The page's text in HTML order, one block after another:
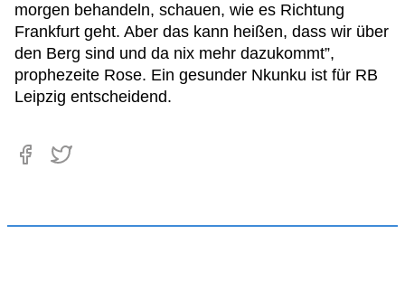
morgen behandeln, schauen, wie es Richtung
Frankfurt geht. Aber das kann heißen, dass wir über
den Berg sind und da nix mehr dazukommt”,
prophezeite Rose. Ein gesunder Nkunku ist für RB
Leipzig entscheidend.